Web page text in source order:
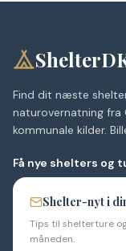
Find dit næste
naturovernatning fra
kommunale kilder.
Få nye shelters og
Shelter-nyt i
Tips til shelterture
måneden.